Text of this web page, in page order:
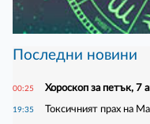
Последни новини
00:25 Хороскоп за петък, 7
19:35 Токсичният прах на